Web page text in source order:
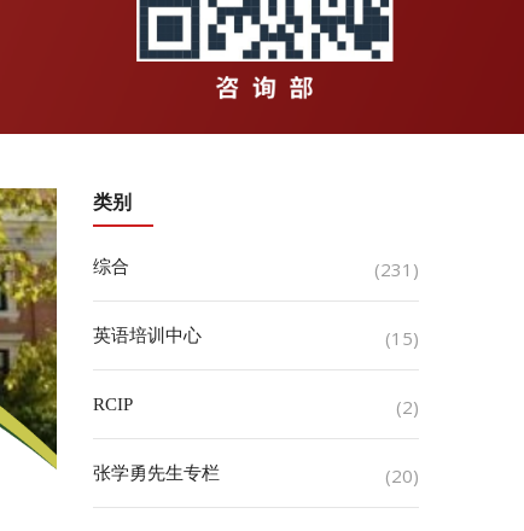
类别
综合 (231)
英语培训中心 (15)
RCIP (2)
张学勇先生专栏 (20)